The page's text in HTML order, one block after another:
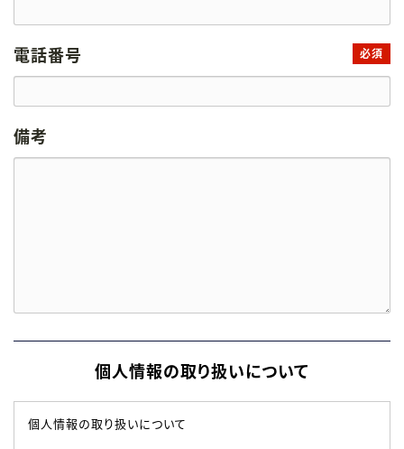
電話番号 必須
備考
個人情報の取り扱いについて
個人情報の取り扱いについて